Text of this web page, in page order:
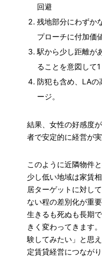
回避
残地部分にわずか
プローチに付加価
駅から少し距離が
ることを意図して
防犯も含め、LAの
ージ。
結果、女性の好感度
者で安定的に経営が実
このように近隣物件
少し低い地域は家賃
居ターゲットに対し
ない程の差別化が重要
生きるも死ぬも長期
きく変わってきます。
験してみたい」と思
定賃貸経営につなが